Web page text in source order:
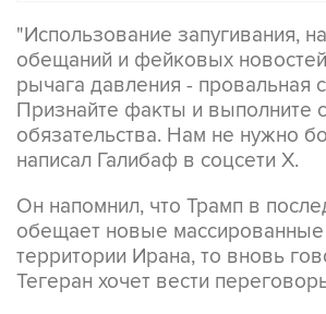
"Использование запугивания,
обещаний и фейковых
рычага давления - провальная
Признайте факты и выполните
обязательства. Нам не нужно
написал Галибаф в соцсети X.
Он напомнил, что Трамп в
обещает новые
территории Ирана, то вновь
Тегеран хочет вести